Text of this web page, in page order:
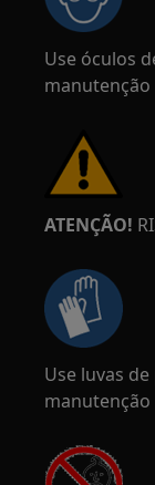
Use óculos
ATENÇÃO!
Use luvas